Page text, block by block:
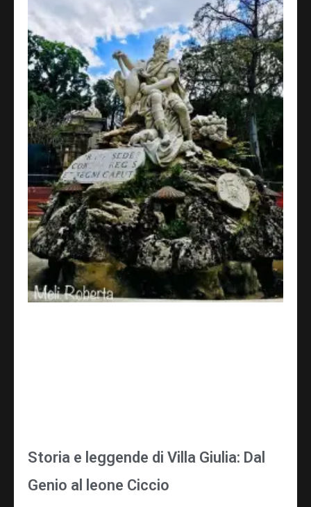
Storia e leggende di Villa Giulia: Dal
Genio al leone Ciccio